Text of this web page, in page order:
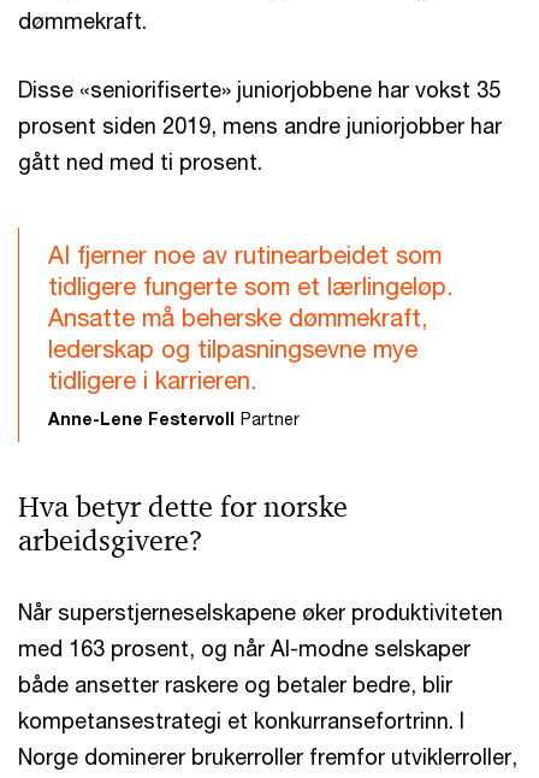
dømmekraft.
Disse «seniorifiserte» juniorjobbene har vokst 35
prosent siden 2019, mens andre juniorjobber har
gått ned med ti prosent.
AI fjerner noe av rutinearbeidet som
tidligere fungerte som et lærlingeløp.
Ansatte må beherske dømmekraft,
lederskap og tilpasningsevne mye
tidligere i karrieren.
Anne-Lene Festervoll Partner
Hva betyr dette for norske
arbeidsgivere?
Når superstjerneselskapene øker produktiviteten
med 163 prosent, og når AI-modne selskaper
både ansetter raskere og betaler bedre, blir
kompetansestrategi et konkurransefortrinn. I
Norge dominerer brukerroller fremfor utviklerroller,